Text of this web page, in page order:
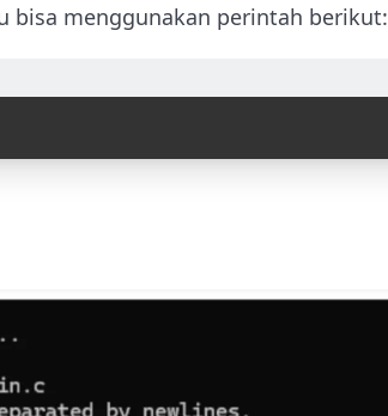
bisa menggunakan perintah berikut: